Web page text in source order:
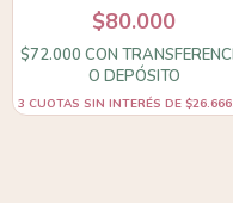
$80.000
$72.000 CON
O DEPÓSITO
3 CUOTAS SIN INTERÉS DE